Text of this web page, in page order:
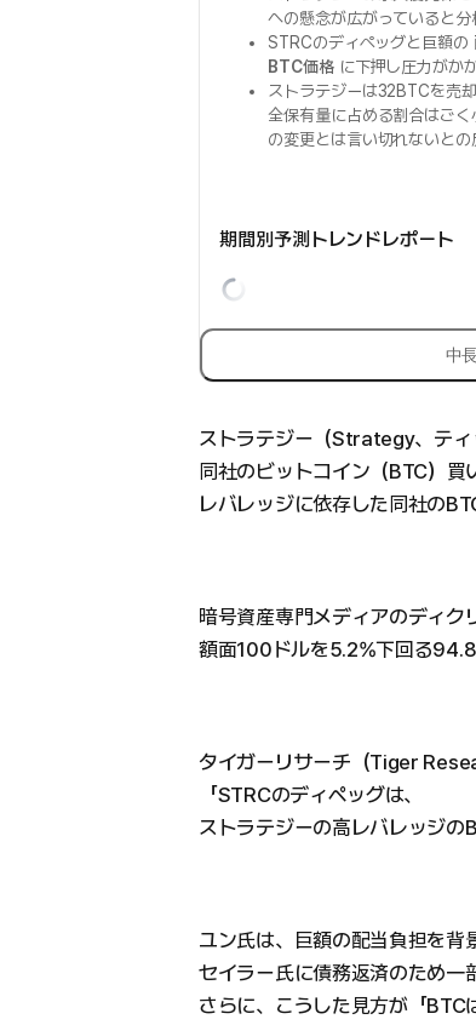
への懸念が広がっていると分
STRCのディペッグと巨額の
BTC価格に下押し圧力がかか
ストラテジーは32BTCを売却
全保有量に占める割合はご
の変更とは言い切れないとの
期間別予測トレンドレポート
中
ストラテジー（Strategy、ティ
同社のビットコイン（BTC）買
レバレッジに依存した同社の
暗号資産専門メディアのディク
額面100ドルを5.2%下回る
タイガーリサーチ（Tiger
「STRCのディペッグは、
ストラテジーの高レバレッジの
ユン氏は、巨額の配当負担を背
セイラー氏に債務返済のため一
さらに、こうした見方が「BTC